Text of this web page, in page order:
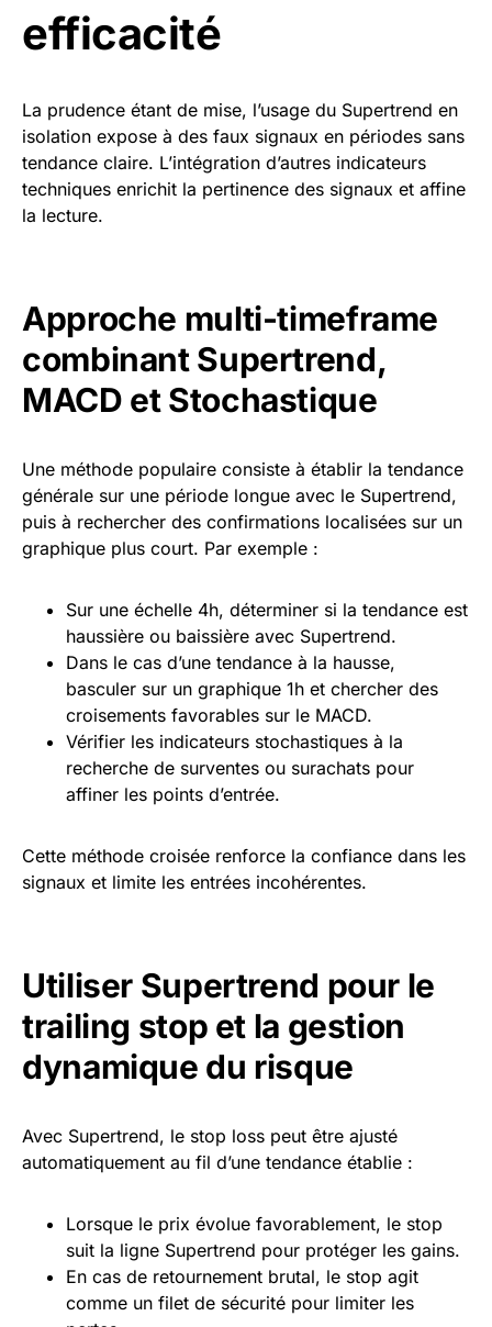
efficacité
La prudence étant de mise, l’usage du Supertrend en
isolation expose à des faux signaux en périodes sans
tendance claire. L’intégration d’autres indicateurs
techniques enrichit la pertinence des signaux et affine
la lecture.
Approche multi-timeframe
combinant Supertrend,
MACD et Stochastique
Une méthode populaire consiste à établir la tendance
générale sur une période longue avec le Supertrend,
puis à rechercher des confirmations localisées sur un
graphique plus court. Par exemple :
Sur une échelle 4h, déterminer si la tendance est
haussière ou baissière avec Supertrend.
Dans le cas d’une tendance à la hausse,
basculer sur un graphique 1h et chercher des
croisements favorables sur le MACD.
Vérifier les indicateurs stochastiques à la
recherche de surventes ou surachats pour
affiner les points d’entrée.
Cette méthode croisée renforce la confiance dans les
signaux et limite les entrées incohérentes.
Utiliser Supertrend pour le
trailing stop et la gestion
dynamique du risque
Avec Supertrend, le stop loss peut être ajusté
automatiquement au fil d’une tendance établie :
Lorsque le prix évolue favorablement, le stop
suit la ligne Supertrend pour protéger les gains.
En cas de retournement brutal, le stop agit
comme un filet de sécurité pour limiter les